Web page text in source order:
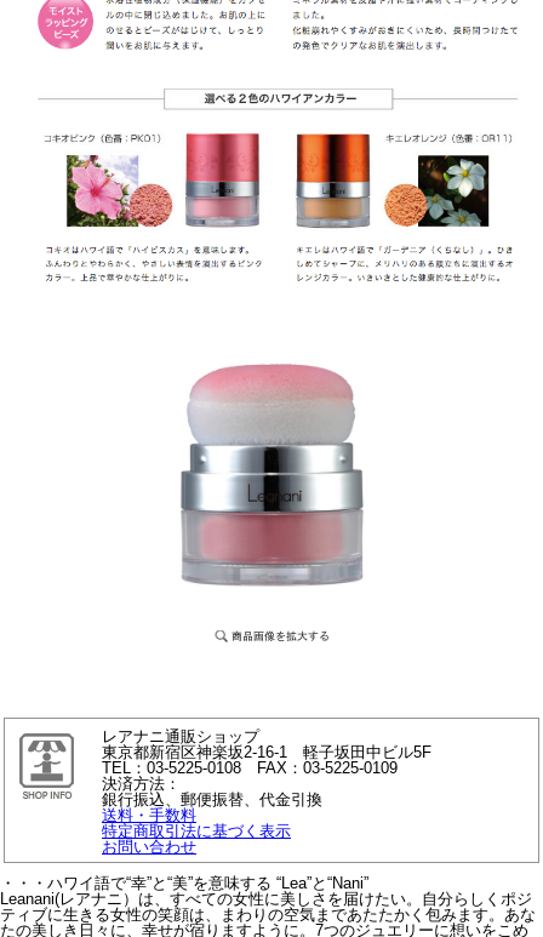
レアナニ通販ショップ
東京都新宿区神楽坂2-16-1 軽子坂田中ビル5F
TEL：03-5225-0108 FAX：03-5225-0109
決済方法：
銀行振込、郵便振替、代金引換
送料・手数料
特定商取引法に基づく表示
お問い合わせ
・・・ハワイ語で“幸”と“美”を意味する “Lea”と“Nani”
Leanani(レアナニ）は、すべての女性に美しさを届けたい。自分らしくポジ
ティブに生きる女性の笑顔は、まわりの空気まであたたかく包みます。あな
たの美しき日々に、幸せが宿りますように。7つのジュエリーに想いをこめ